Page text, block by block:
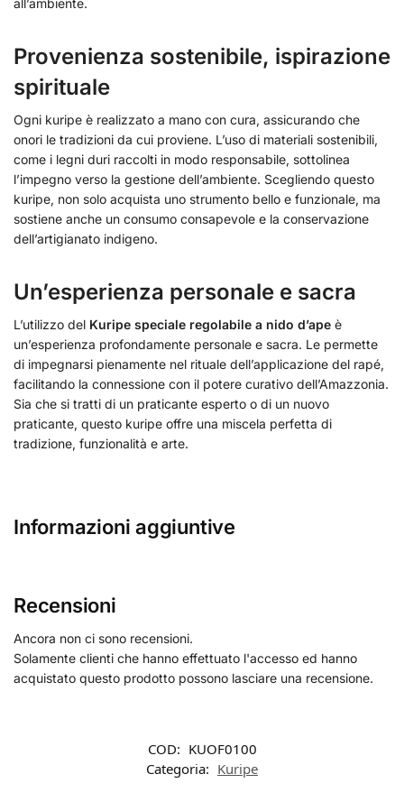
all’ambiente.
Provenienza sostenibile, ispirazione
spirituale
Ogni kuripe è realizzato a mano con cura, assicurando che
onori le tradizioni da cui proviene. L’uso di materiali sostenibili,
come i legni duri raccolti in modo responsabile, sottolinea
l’impegno verso la gestione dell’ambiente. Scegliendo questo
kuripe, non solo acquista uno strumento bello e funzionale, ma
sostiene anche un consumo consapevole e la conservazione
dell’artigianato indigeno.
Un’esperienza personale e sacra
L’utilizzo del Kuripe speciale regolabile a nido d’ape è
un’esperienza profondamente personale e sacra. Le permette
di impegnarsi pienamente nel rituale dell’applicazione del rapé,
facilitando la connessione con il potere curativo dell’Amazzonia.
Sia che si tratti di un praticante esperto o di un nuovo
praticante, questo kuripe offre una miscela perfetta di
tradizione, funzionalità e arte.
Informazioni aggiuntive
Recensioni
Ancora non ci sono recensioni.
Solamente clienti che hanno effettuato l'accesso ed hanno
acquistato questo prodotto possono lasciare una recensione.
COD: KUOF0100
Categoria: Kuripe